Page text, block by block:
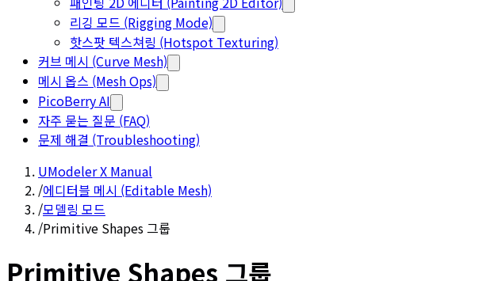
리깅 모드 (Rigging Mode)
핫스팟 텍스쳐링 (Hotspot Texturing)
커브 메시 (Curve Mesh)
메시 옵스 (Mesh Ops)
PicoBerry AI
자주 묻는 질문 (FAQ)
문제 해결 (Troubleshooting)
UModeler X Manual
/에디터블 메시 (Editable Mesh)
/모델링 모드
/Primitive Shapes 그룹
Primitive Shapes 그룹